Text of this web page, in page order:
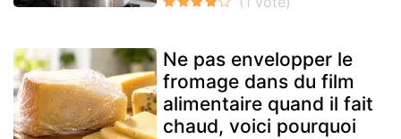
Ne pas envelopper le
fromage dans du film
alimentaire quand il fait
chaud, voici pourquoi